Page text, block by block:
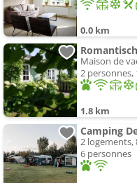
0.0 km
Maison de
2 personnes,
1.8 km
2 logements,
6 personnes